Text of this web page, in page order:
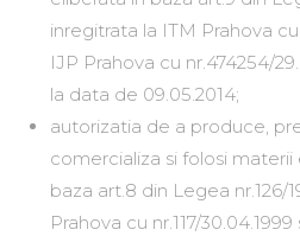
inregitrata la ITM Prahova cu
IJP Prahova cu nr.474254/
la data de 09.05.2014;
autorizatia de a produce,
comercializa si folosi
baza art.8 din Legea nr.126/
Prahova cu nr.117/